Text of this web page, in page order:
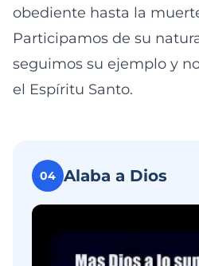
obediente hasta la
Participamos de su
seguimos su ejemplo y
el Espíritu Santo.
04 Alaba a Dios